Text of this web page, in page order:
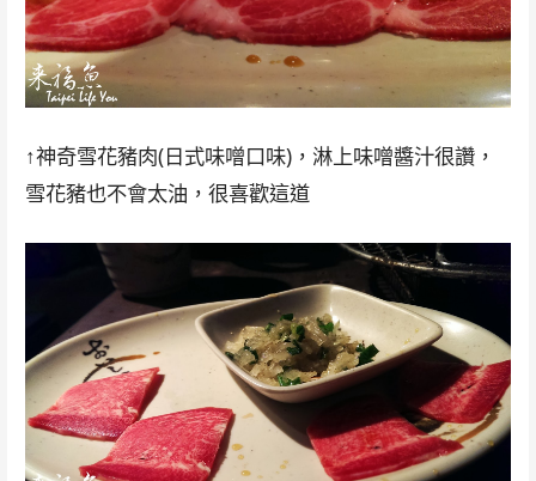
↑神奇雪花豬肉(日式味噌口味)，淋上味噌醬汁很讚，
雪花豬也不會太油，很喜歡這道